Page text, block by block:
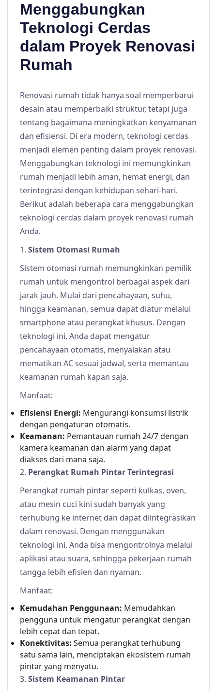
Menggabungkan
Teknologi Cerdas
dalam Proyek Renovasi
Rumah
Renovasi rumah tidak hanya soal memperbarui
desain atau memperbaiki struktur, tetapi juga
tentang bagaimana meningkatkan kenyamanan
dan efisiensi. Di era modern, teknologi cerdas
menjadi elemen penting dalam proyek renovasi.
Menggabungkan teknologi ini memungkinkan
rumah menjadi lebih aman, hemat energi, dan
terintegrasi dengan kehidupan sehari-hari.
Berikut adalah beberapa cara menggabungkan
teknologi cerdas dalam proyek renovasi rumah
Anda.
1. Sistem Otomasi Rumah
Sistem otomasi rumah memungkinkan pemilik
rumah untuk mengontrol berbagai aspek dari
jarak jauh. Mulai dari pencahayaan, suhu,
hingga keamanan, semua dapat diatur melalui
smartphone atau perangkat khusus. Dengan
teknologi ini, Anda dapat mengatur
pencahayaan otomatis, menyalakan atau
mematikan AC sesuai jadwal, serta memantau
keamanan rumah kapan saja.
Manfaat:
Efisiensi Energi: Mengurangi konsumsi listrik
dengan pengaturan otomatis.
Keamanan: Pemantauan rumah 24/7 dengan
kamera keamanan dan alarm yang dapat
diakses dari mana saja.
2. Perangkat Rumah Pintar Terintegrasi
Perangkat rumah pintar seperti kulkas, oven,
atau mesin cuci kini sudah banyak yang
terhubung ke internet dan dapat diintegrasikan
dalam renovasi. Dengan menggunakan
teknologi ini, Anda bisa mengontrolnya melalui
aplikasi atau suara, sehingga pekerjaan rumah
tangga lebih efisien dan nyaman.
Manfaat:
Kemudahan Penggunaan: Memudahkan
pengguna untuk mengatur perangkat dengan
lebih cepat dan tepat.
Konektivitas: Semua perangkat terhubung
satu sama lain, menciptakan ekosistem rumah
pintar yang menyatu.
3. Sistem Keamanan Pintar